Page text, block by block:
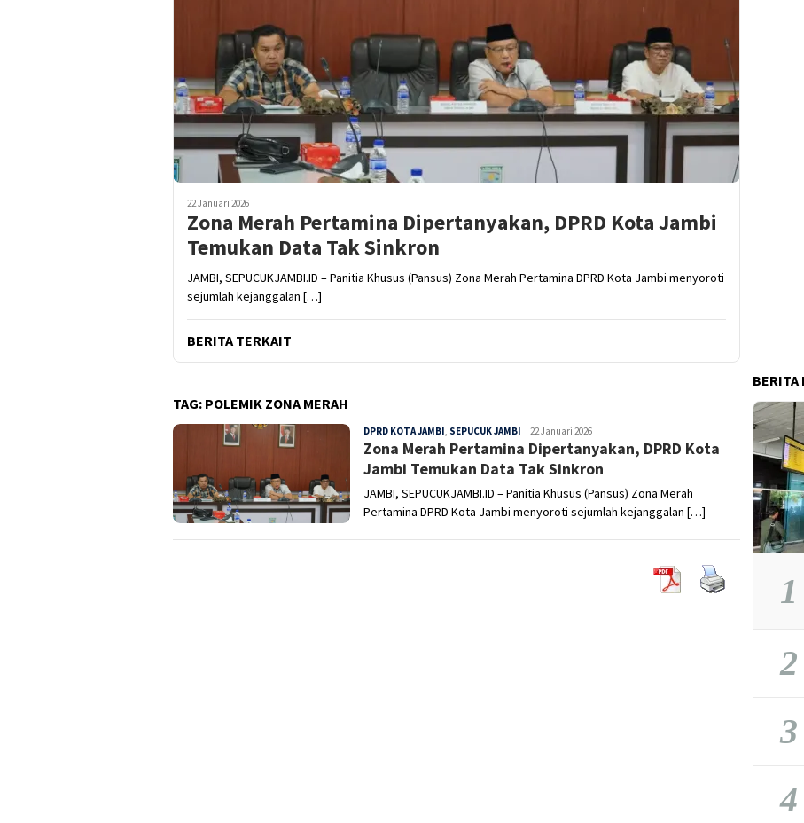
22 Januari 2026
Zona Merah Pertamina Dipertanyakan, DPRD Kota Jambi
Temukan Data Tak Sinkron
JAMBI, SEPUCUKJAMBI.ID – Panitia Khusus (Pansus) Zona Merah Pertamina DPRD Kota Jambi menyoroti
sejumlah kejanggalan […]
BERITA TERKAIT
TAG: POLEMIK ZONA MERAH
DPRD KOTA JAMBI, SEPUCUK JAMBI Sepucuk
Jambi
22 Januari 2026
Zona Merah Pertamina Dipertanyakan, DPRD Kota
Jambi Temukan Data Tak Sinkron
JAMBI, SEPUCUKJAMBI.ID – Panitia Khusus (Pansus) Zona Merah
Pertamina DPRD Kota Jambi menyoroti sejumlah kejanggalan […]
BERITA
1
2
3
4